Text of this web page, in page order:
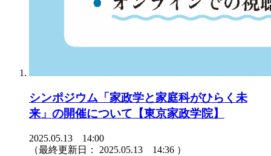
シンポジウム「家政学と家庭科がひらく未
来」の開催について【東京家政学院】
2025.05.13 14:00
（最終更新日： 2025.05.13 14:36 ）